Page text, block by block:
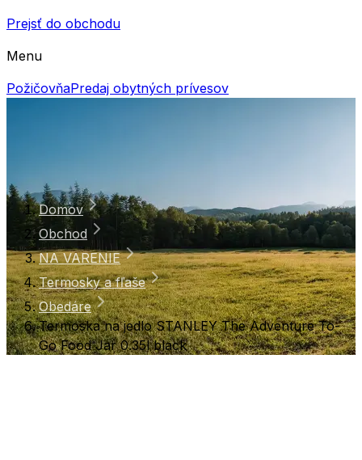
Prejsť do obchodu
Menu
PožičovňaPredaj obytných prívesov
Domov
Obchod
NA VARENIE
Termosky a fľaše
Obedáre
Termoska na jedlo STANLEY The Adventure To-
Go Food Jar 0.35l black